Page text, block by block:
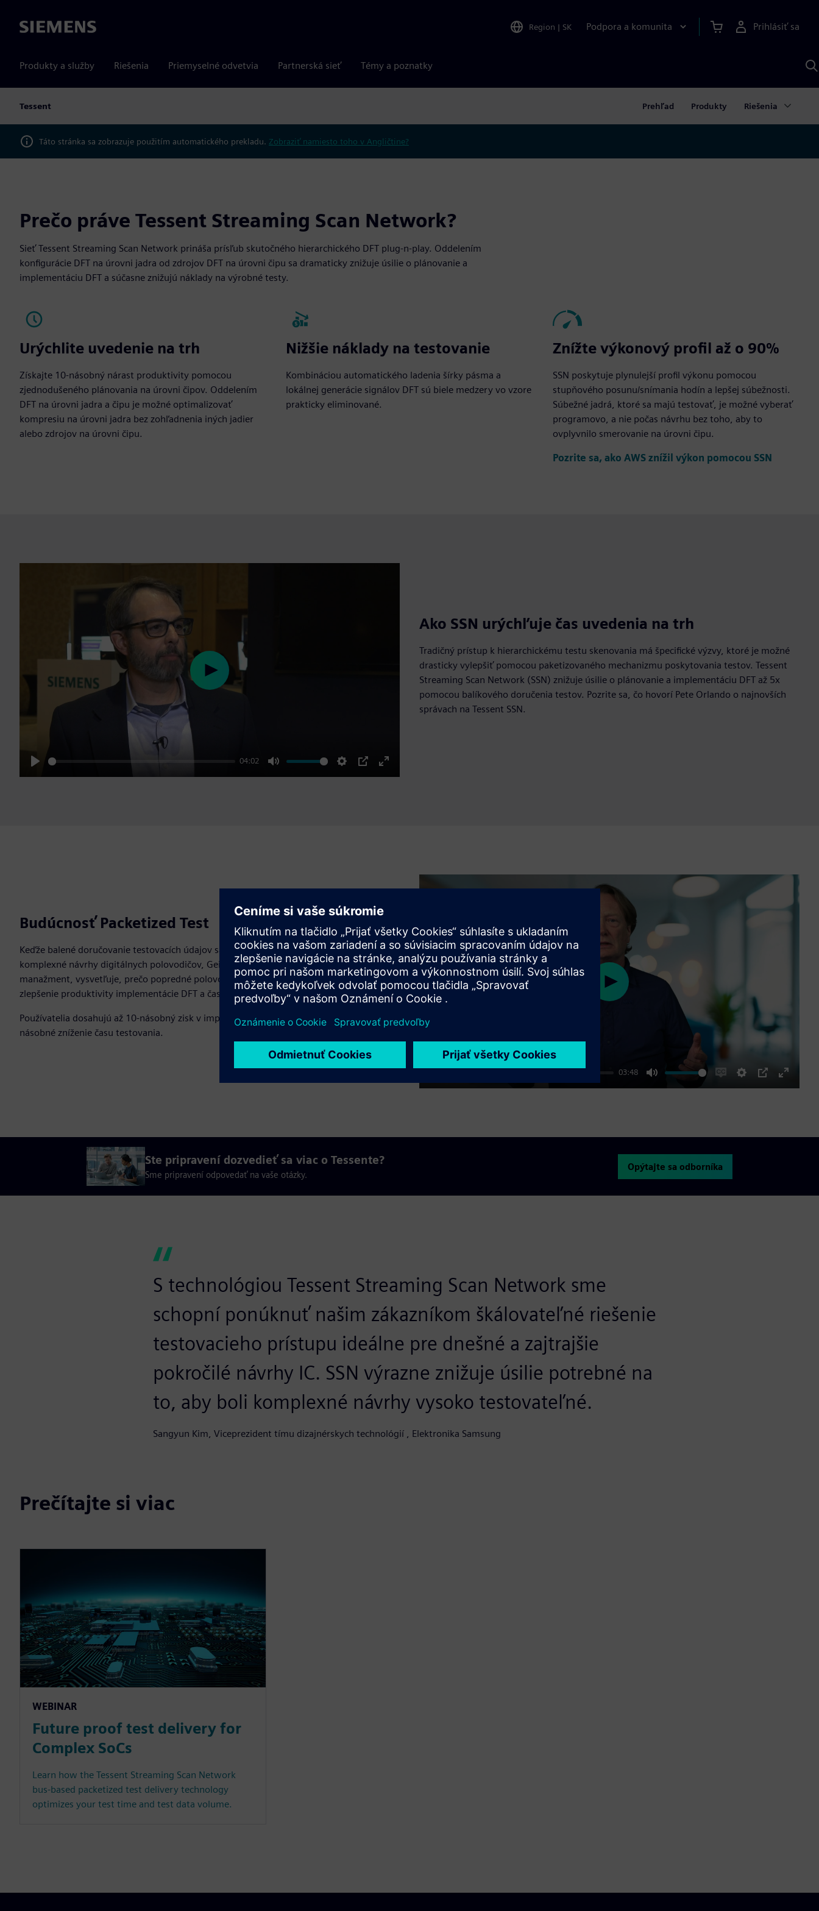
Siemens Region | SK Podpora a komunita Prihlásiť sa
Produkty a služby Riešenia Priemyselné odvetvia Partnerská sieť Témy a poznatky
Tessent Prehľad Produkty Riešenia
Táto stránka sa zobrazuje použitím automatického prekladu. Zobraziť namiesto toho v Angličtine?
Prečo práve Tessent Streaming Scan Network?
Sieť Tessent Streaming Scan Network prináša prísľub skutočného hierarchického DFT plug-n-play. Oddelením
konfigurácie DFT na úrovni jadra od zdrojov DFT na úrovni čipu sa dramaticky znižuje úsilie o plánovanie a
implementáciu DFT a súčasne znižujú náklady na výrobné testy.
Urýchlite uvedenie na trh
Získajte 10-násobný nárast produktivity pomocou
zjednodušeného plánovania na úrovni čipov. Oddelením
DFT na úrovni jadra a čipu je možné optimalizovať
kompresiu na úrovni jadra bez zohľadnenia iných jadier
alebo zdrojov na úrovni čipu.
Nižšie náklady na testovanie
Kombináciou automatického ladenia šírky pásma a
lokálnej generácie signálov DFT sú biele medzery vo vzore
prakticky eliminované.
Znížte výkonový profil až o 90%
SSN poskytuje plynulejší profil výkonu pomocou
stupňového posunu/snímania hodín a lepšej súbežnosti.
Súbežné jadrá, ktoré sa majú testovať, je možné vyberať
programovo, a nie počas návrhu bez toho, aby to
ovplyvnilo smerovanie na úrovni čipu.
Pozrite sa, ako AWS znížil výkon pomocou SSN
Ako SSN urýchľuje čas uvedenia na trh
Tradičný prístup k hierarchickému testu skenovania má špecifické výzvy, ktoré je možné
drasticky vylepšiť pomocou paketizovaného mechanizmu poskytovania testov. Tessent
Streaming Scan Network (SSN) znižuje úsilie o plánovanie a implementáciu DFT až 5x
pomocou balíkového doručenia testov. Pozrite sa, čo hovorí Pete Orlando o najnovších
správach na Tessent SSN.
Play
04:02
Mute Settings
PIP
Enter
Play
Budúcnosť Packetized Test
Keďže balené doručovanie testovacích údajov sa stalo priemyselným štandardom pre
komplexné návrhy digitálnych polovodičov, Geir Eide, senior riaditeľ pre produktový
manažment, vysvetľuje, prečo popredné polovodičové spoločnosti prijali Tessent SSN na
zlepšenie produktivity implementácie DFT a času výroby testov.
Používatelia dosahujú až 10-násobný zisk v implementácii a produktivite DFT a až 5-
násobné zníženie času testovania.
Play
03:48
Mute
EnableSettings
PIP
Enter
Play
Ste pripravení dozvedieť sa viac o Tessente?
Sme pripravení odpovedať na vaše otázky.
Opýtajte sa odborníka
S technológiou Tessent Streaming Scan Network sme
schopní ponúknuť našim zákazníkom škálovateľné riešenie
testovacieho prístupu ideálne pre dnešné a zajtrajšie
pokročilé návrhy IC. SSN výrazne znižuje úsilie potrebné na
to, aby boli komplexné návrhy vysoko testovateľné.
Sangyun Kim, Viceprezident tímu dizajnérskych technológií , Elektronika Samsung
Prečítajte si viac
WEBINAR
Future proof test delivery for
Complex SoCs
Learn how the Tessent Streaming Scan Network
bus-based packetized test delivery technology
optimizes your test time and test data volume.